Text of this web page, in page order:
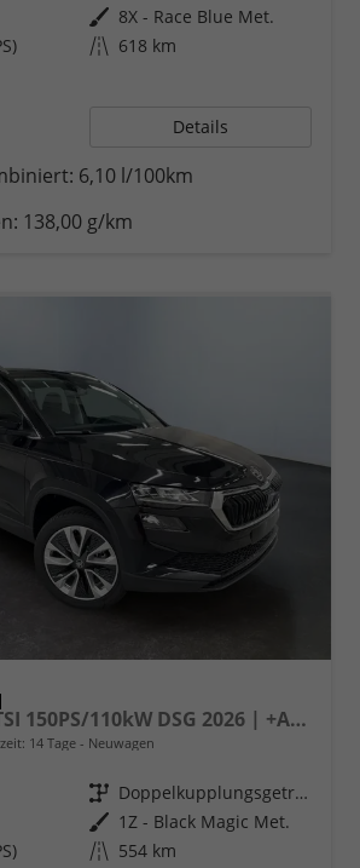
Außenfarbe 8X - Race Blue Met.
Kilometerstand 618 km
Details
6,10 l/100km
138,00 g/km
Selection 1.5 TSI 150PS/110kW DSG 2026 | +AHK +TravelAssist +RFK & Parksensoren
14 Tage Neuwagen
Getriebe
Doppelkupplungsgetriebe (DSG)
Außenfarbe 1Z - Black Magic Met.
Kilometerstand 554 km